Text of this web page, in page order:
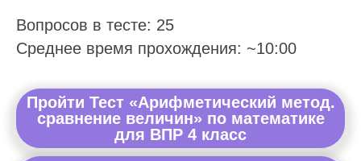
Вопросов в тесте: 25
Среднее время прохождения: ~10:00
Пройти Тест «Арифметический метод.
сравнение величин» по математике
для ВПР 4 класс